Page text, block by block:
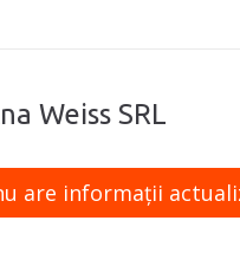
Weiss SRL
are informaţii